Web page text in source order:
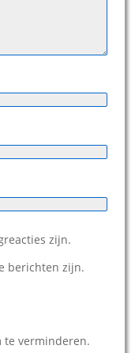
zijn.
berichten zijn.
te verminderen.